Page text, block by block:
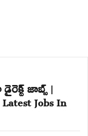
జాబ్స్ |
Jobs In